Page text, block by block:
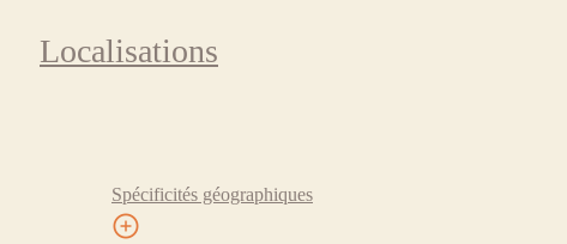
Localisations
Spécificités géographiques